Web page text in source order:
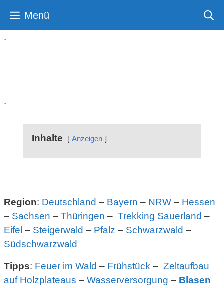
Inhalt Menü
.
.
Inhalte Anzeigen
Region: Deutschland – Bayern – NRW – Hessen
– Sachsen – Thüringen – Trekking Sauerland –
Eifel – Steigerwald – Pfalz – Schwarzwald –
Südschwarzwald
Tipps: Feuer im Wald – Frühstück – Zeltaufbau
auf Holzplateaus – Wasserversorgung – Blasen